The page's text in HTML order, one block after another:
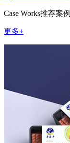
Case Works推荐案例
更多+